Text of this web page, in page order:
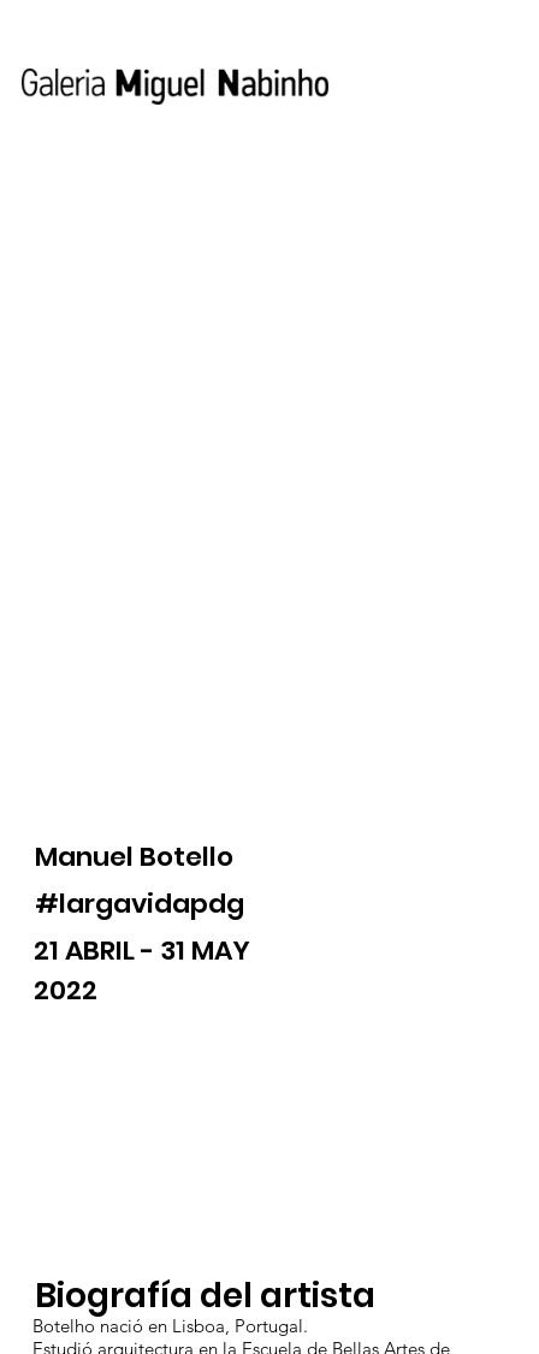
Manuel Botello
#largavidapdg
21 ABRIL - 31 MAY
2022
Botelho nació en Lisboa, Portugal.
Estudió arquitectura en la Escuela de Bellas Artes de
Biografía del artista